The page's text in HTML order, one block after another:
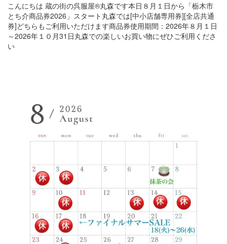
こんにちは 蔵の街の呉服屋®丸森です本日８月１日から「栃木市
とち介商品券2026」スタート丸森では[中小店舗専用券][全店共通
券]どちらもご利用いただけます商品券使用期間：2026年８月１日
～2026年１０月31日丸森での楽しいお買い物にぜひご利用くださ
い